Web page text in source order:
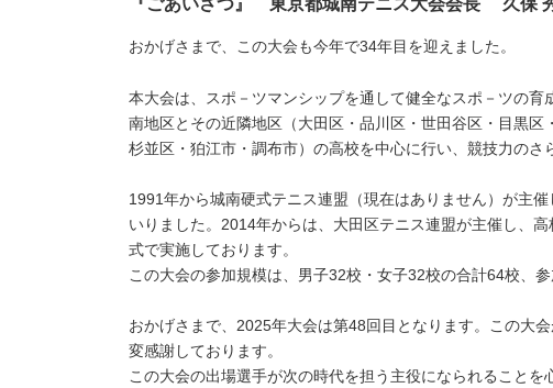
『ごあいさつ』 東京都城南テニス大会会長 久保
おかげさまで、この大会も今年で34年目を迎えました。
本大会は、スポ－ツマンシップを通して健全なスポ－ツの
南地区とその近隣地区（大田区・品川区・世田谷区・目黒
杉並区・狛江市・調布市）の高校を中心に行い、競技力のさ
1991年から城南硬式テニス連盟（現在はありません）が主
いりました。2014年からは、大田区テニス連盟が主催し、
式で実施しております。
この大会の参加規模は、男子32校・女子32校の合計64校、参
おかげさまで、2025年大会は第48回目となります。この大
変感謝しております。
この大会の出場選手が次の時代を担う主役になられることを